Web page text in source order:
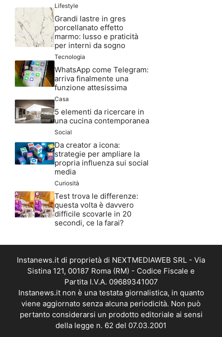
Lifestyle
Grandi lastre in gres
porcellanato effetto
marmo: lusso e praticità
per interni da sogno
Tecnologia
WhatsApp come Telegram:
arriva finalmente una
funzione attesissima
Casa
5 elementi da ricercare in
una cucina contemporanea
Social
Da creator a icona:
strategie per ampliare la
propria influenza sui social
media
Curiosità
Test trova le differenze:
questa volta è davvero
difficile scovarle in 20
secondi, ce la farai?
Instanews.it di proprietà di NEXTMEDIAWEB SRL - Via
Sistina 121, 00187 Roma (RM) - Codice Fiscale e
Partita I.V.A. 09689341007
Instanews.it non è una testata giornalistica, in quanto
viene aggiornato senza alcuna periodicità. Non può
pertanto considerarsi un prodotto editoriale ai sensi
della legge n. 62 del 07.03.2001